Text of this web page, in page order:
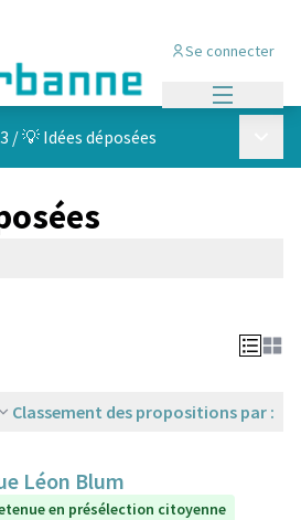
Se connecter
/💡 Idées déposées
Classement des propositions par :
Léon Blum
en présélection citoyenne